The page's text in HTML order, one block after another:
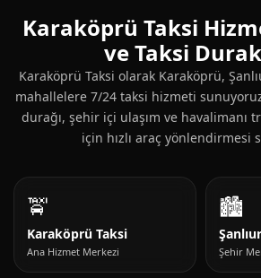
Karaköprü Taksi
ve Taksi
Karaköprü Taksi olarak Karaköprü,
mahallelere 7/24 taksi hizmeti
durağı, şehir içi ulaşım ve havalimanı
için hızlı araç yönlendirmesi
🚖
Karaköprü Taksi
Ana Hizmet Merkezi
🏙️
Şehir